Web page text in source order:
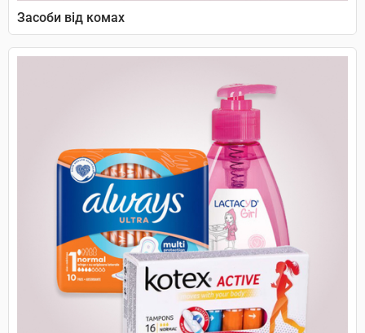
Засоби від комах